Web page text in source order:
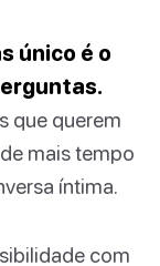
único é o
que querem
mais tempo
íntima.
com